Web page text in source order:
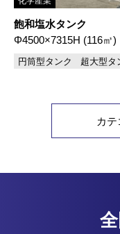
飽和塩水タンク
Φ4500×7315H (116㎥)
円筒型タンク 超大型タ
カ